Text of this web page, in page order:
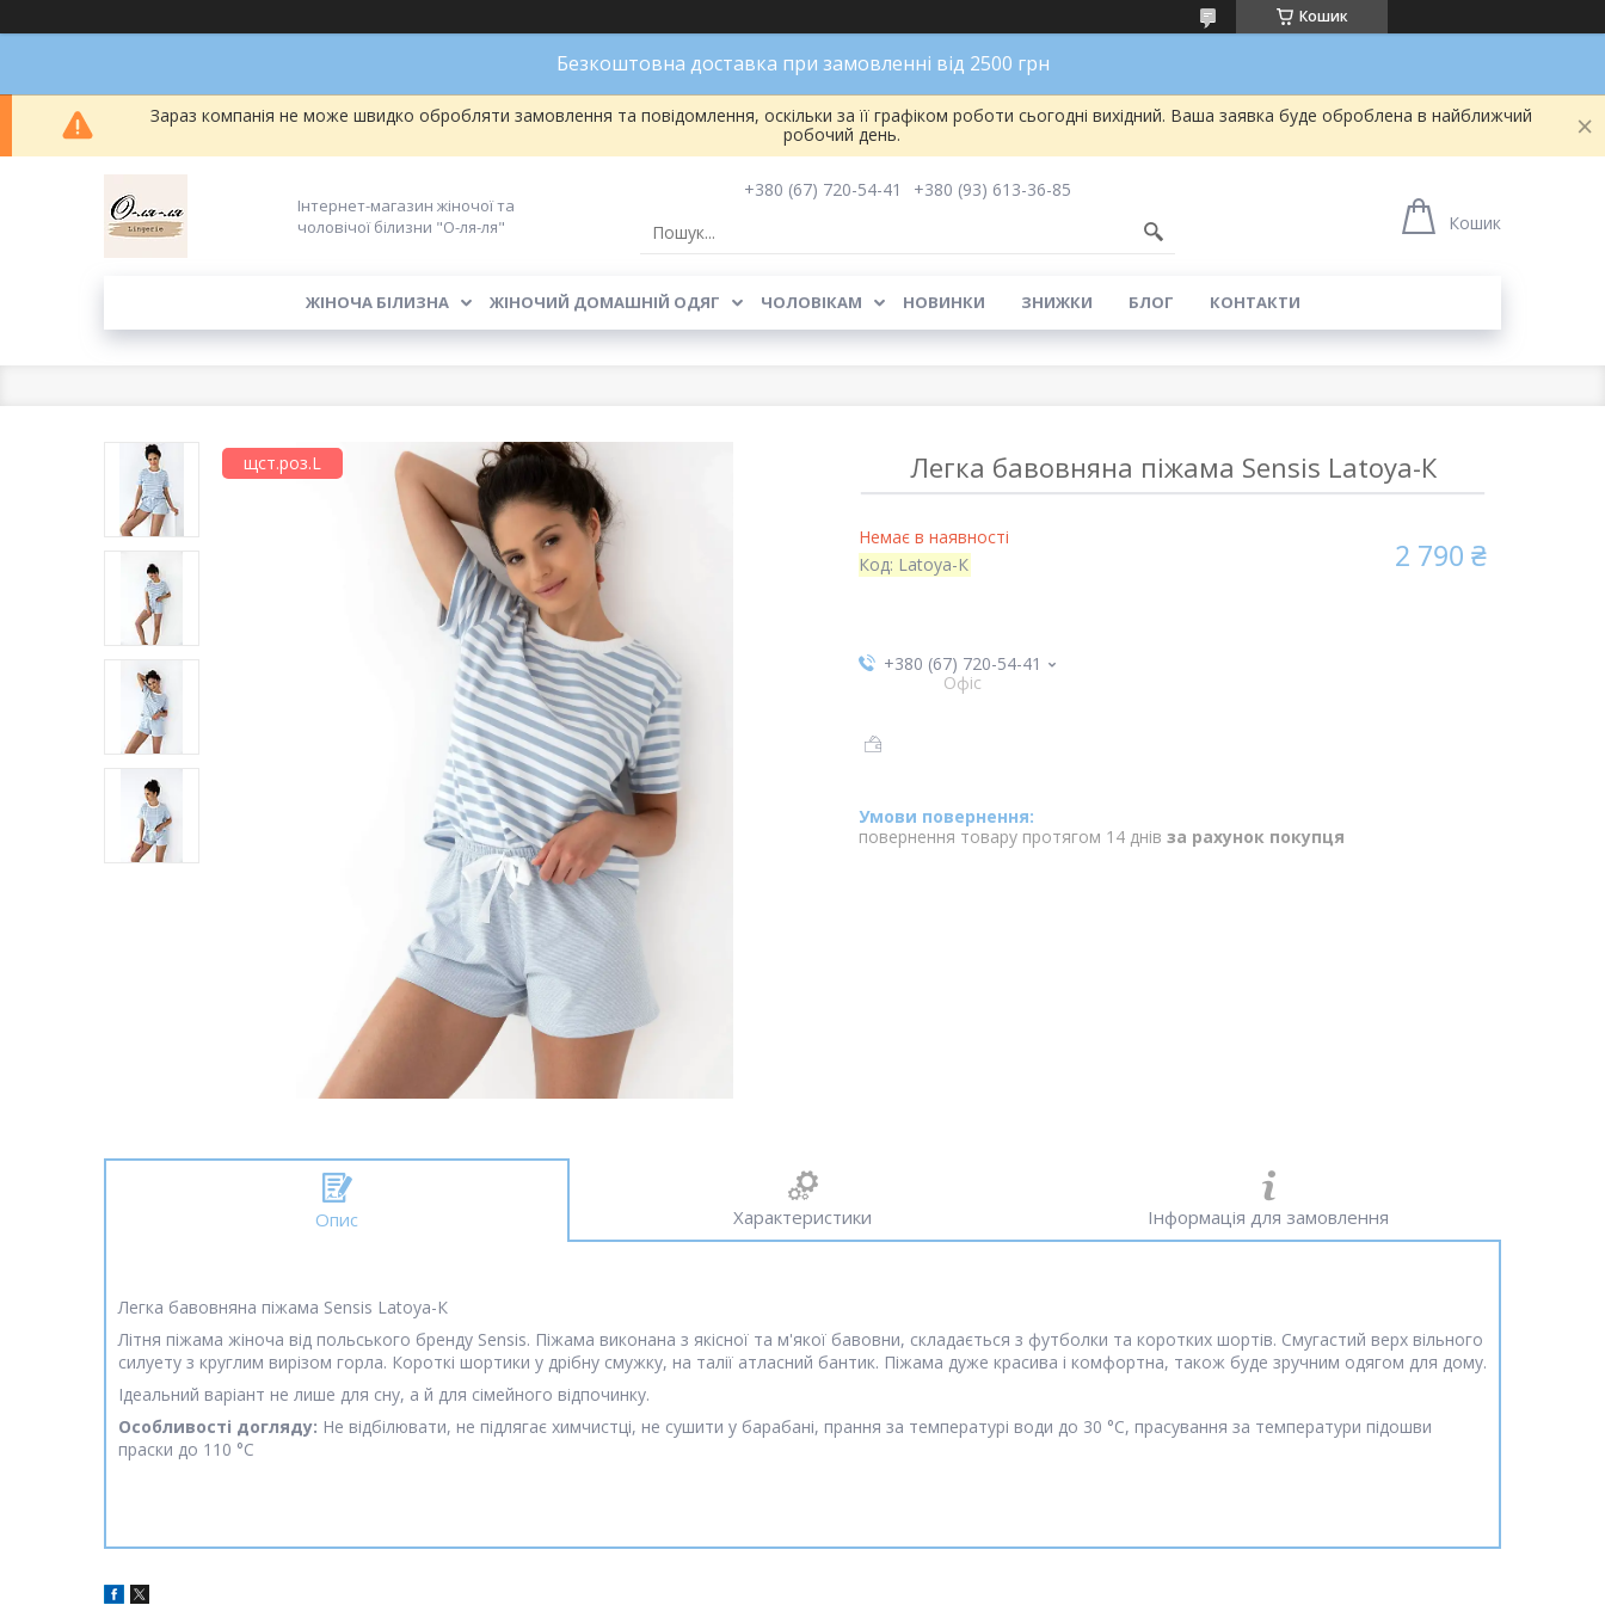
Кошик
Безкоштовна доставка при замовленні від 2500 грн
Зараз компанія не може швидко обробляти замовлення та повідомлення, оскільки за її графіком роботи сьогодні вихідний. Ваша заявка буде оброблена в найближчий
робочий день.
Інтернет-магазин жіночої та
чоловічої білизни "О-ля-ля"
+380 (67) 720-54-41
+380 (93) 613-36-85
Кошик
ЖІНОЧА БІЛИЗНА ЖІНОЧИЙ ДОМАШНІЙ ОДЯГ ЧОЛОВІКАМ НОВИНКИ ЗНИЖКИ БЛОГ КОНТАКТИ
щст.роз.L Легка бавовняна піжама Sensis Latoya-К
Немає в наявності
Код: Latoya-К 2 790 ₴
+380 (67) 720-54-41
Офіс
повернення товару протягом 14 днів за рахунок покупця
Опис Характеристики Інформація для замовлення
Легка бавовняна піжама Sensis Latoya-К
Літня піжама жіноча від польського бренду Sensis. Піжама виконана з якісної та м'якої бавовни, складається з футболки та коротких шортів. Смугастий верх вільного
силуету з круглим вирізом горла. Короткі шортики у дрібну смужку, на талії атласний бантик. Піжама дуже красива і комфортна, також буде зручним одягом для дому.
Ідеальний варіант не лише для сну, а й для сімейного відпочинку.
Особливості догляду: Не відбілювати, не підлягає химчистці, не сушити у барабані, прання за температурі води до 30 °C, прасування за температури підошви
праски до 110 °C